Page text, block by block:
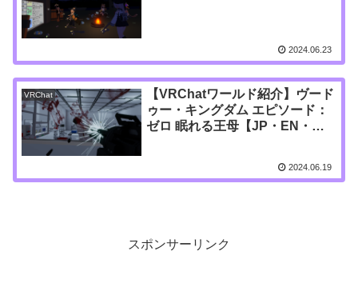
2024.06.23
VRChat
【VRChatワールド紹介】ヴード
ゥー・キングダム エピソード：
ゼロ 眠れる王母【JP・EN・
2024.06.19
スポンサーリンク